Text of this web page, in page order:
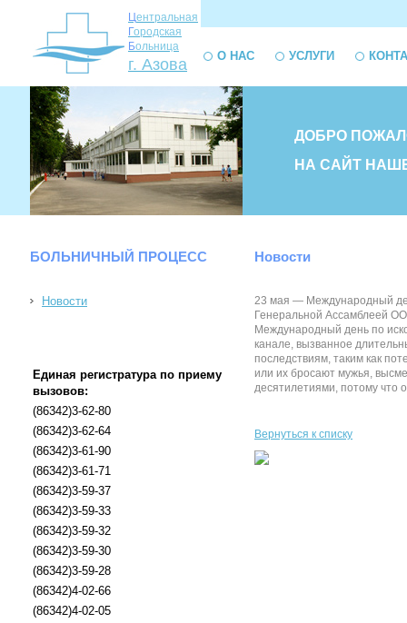
Центральная
Городская
Больница
г. Азова О НАС УСЛУГИ
ДОБРО
НА САЙТ
БОЛЬНИЧНЫЙ ПРОЦЕСС
Новости
Единая регистратура по приему
вызовов:
(86342)3-62-80
(86342)3-62-64
(86342)3-61-90
(86342)3-61-71
(86342)3-59-37
(86342)3-59-33
(86342)3-59-32
(86342)3-59-30
(86342)3-59-28
(86342)4-02-66
(86342)4-02-05
Новости
23 мая — Международный
Генеральной Ассамблеей
Международный день по
канале, вызванное
последствиям, таким как
или их бросают мужья,
десятилетиями, потому что
Вернуться к списку